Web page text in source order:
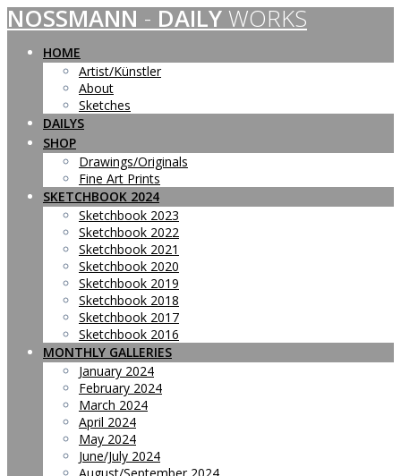
Skip
to
content
NOSSMANN - DAILY WORKS
HOME
Artist/Künstler
About
Sketches
DAILYS
SHOP
Drawings/Originals
Fine Art Prints
SKETCHBOOK 2024
Sketchbook 2023
Sketchbook 2022
Sketchbook 2021
Sketchbook 2020
Sketchbook 2019
Sketchbook 2018
Sketchbook 2017
Sketchbook 2016
MONTHLY GALLERIES
January 2024
February 2024
March 2024
April 2024
May 2024
June/July 2024